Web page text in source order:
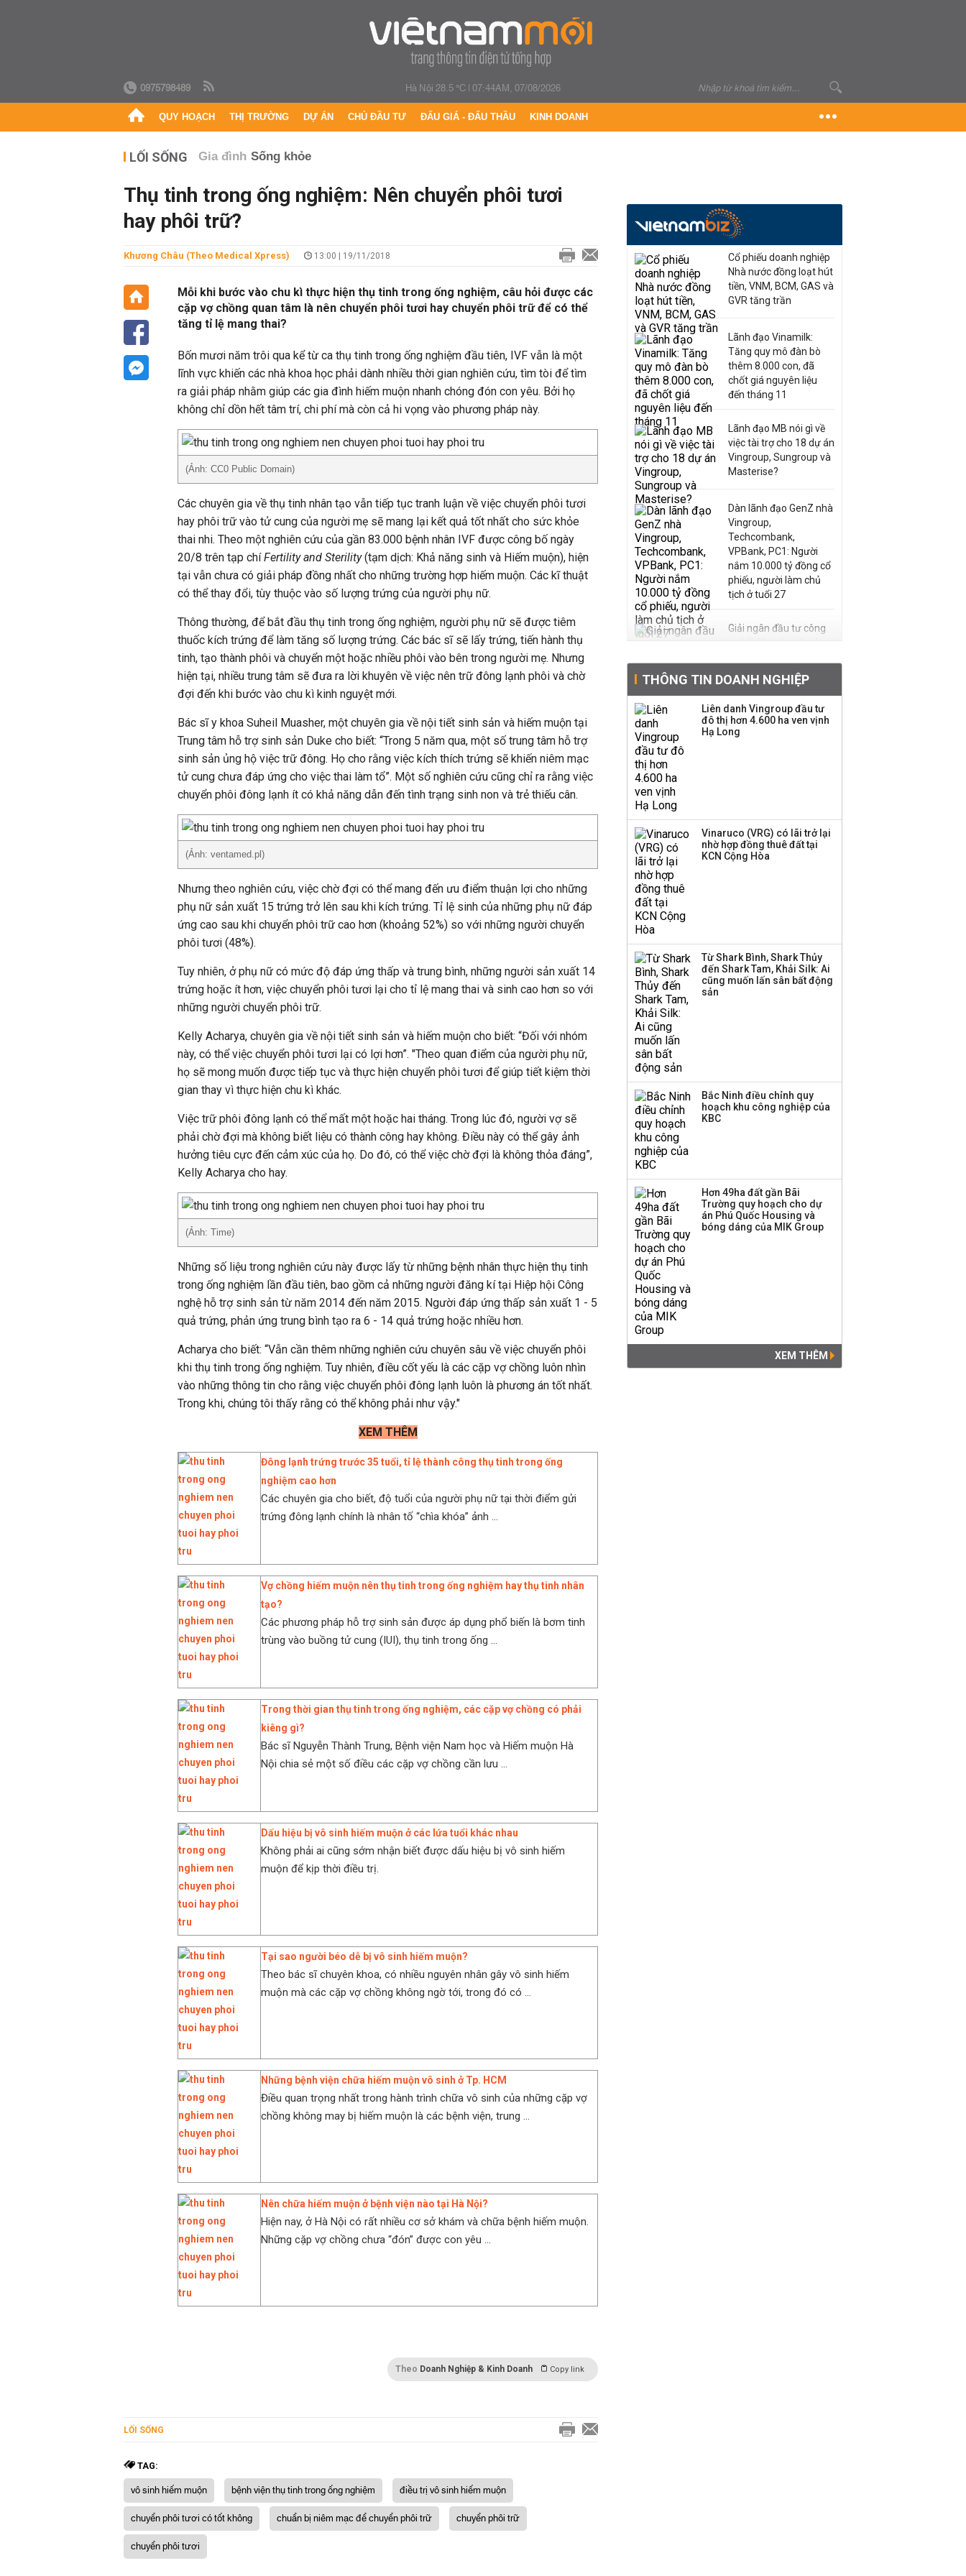
0975798489 Hà Nội 28.5 °C|07:44AM, 07/08/2026
QUY HOẠCH THỊ TRƯỜNG DỰ ÁN CHỦ ĐẦU TƯ ĐẤU GIÁ - ĐẤU THẦU KINH DOANH
LỐI SỐNG Gia đình Sống khỏe
Thụ tinh trong ống nghiệm: Nên chuyển phôi tươi
hay phôi trữ?
Khương Châu (Theo Medical Xpress) 13:00 | 19/11/2018
Mỗi khi bước vào chu kì thực hiện thụ tinh trong ống nghiệm, câu hỏi được các
cặp vợ chồng quan tâm là nên chuyển phôi tươi hay chuyển phôi trữ để có thể
tăng tỉ lệ mang thai?
Bốn mươi năm trôi qua kể từ ca thụ tinh trong ống nghiệm đầu tiên, IVF vẫn là một
lĩnh vực khiến các nhà khoa học phải dành nhiều thời gian nghiên cứu, tìm tòi để tìm
ra giải pháp nhằm giúp các gia đình hiếm muộn nhanh chóng đón con yêu. Bởi họ
không chỉ dồn hết tâm trí, chi phí mà còn cả hi vọng vào phương pháp này.
(Ảnh: CC0 Public Domain)
Các chuyên gia về thụ tinh nhân tạo vẫn tiếp tục tranh luận về việc chuyển phôi tươi
hay phôi trữ vào tử cung của người mẹ sẽ mang lại kết quả tốt nhất cho sức khỏe
thai nhi. Theo một nghiên cứu của gần 83.000 bệnh nhân IVF được công bố ngày
20/8 trên tạp chíFertility and Sterility(tạm dịch: Khả năng sinh và Hiếm muộn), hiện
tại vẫn chưa có giải pháp đồng nhất cho những trường hợp hiếm muộn. Các kĩ thuật
có thể thay đổi, tùy thuộc vào số lượng trứng của người phụ nữ.
Thông thường, để bắt đầu thụ tinh trong ống nghiệm, người phụ nữ sẽ được tiêm
thuốc kích trứng để làm tăng số lượng trứng. Các bác sĩ sẽ lấy trứng, tiến hành thụ
tinh, tạo thành phôi và chuyển một hoặc nhiều phôi vào bên trong người mẹ. Nhưng
hiện tại, nhiều trung tâm sẽ đưa ra lời khuyên về việc nên trữ đông lạnh phôi và chờ
đợi đến khi bước vào chu kì kinh nguyệt mới.
Bác sĩ y khoa Suheil Muasher, một chuyên gia về nội tiết sinh sản và hiếm muộn tại
Trung tâm hỗ trợ sinh sản Duke cho biết: “Trong 5 năm qua, một số trung tâm hỗ trợ
sinh sản ủng hộ việc trữ đông. Họ cho rằng việc kích thích trứng sẽ khiến niêm mạc
tử cung chưa đáp ứng cho việc thai làm tổ”. Một số nghiên cứu cũng chỉ ra rằng việc
chuyển phôi đông lạnh ít có khả năng dẫn đến tình trạng sinh non và trẻ thiếu cân.
(Ảnh: ventamed.pl)
Nhưng theo nghiên cứu, việc chờ đợi có thể mang đến ưu điểm thuận lợi cho những
phụ nữ sản xuất 15 trứng trở lên sau khi kích trứng. Tỉ lệ sinh của những phụ nữ đáp
ứng cao sau khi chuyển phôi trữ cao hơn (khoảng 52%) so với những người chuyển
phôi tươi (48%).
Tuy nhiên, ở phụ nữ có mức độ đáp ứng thấp và trung bình, những người sản xuất 14
trứng hoặc ít hơn, việc chuyển phôi tươi lại cho tỉ lệ mang thai và sinh cao hơn so với
những người chuyển phôi trữ.
Kelly Acharya, chuyên gia về nội tiết sinh sản và hiếm muộn cho biết: “Đối với nhóm
này, có thể việc chuyển phôi tươi lại có lợi hơn”. "Theo quan điểm của người phụ nữ,
họ sẽ mong muốn được tiếp tục và thực hiện chuyển phôi tươi để giúp tiết kiệm thời
gian thay vì thực hiện chu kì khác.
Việc trữ phôi đông lạnh có thể mất một hoặc hai tháng. Trong lúc đó, người vợ sẽ
phải chờ đợi mà không biết liệu có thành công hay không. Điều này có thể gây ảnh
hưởng tiêu cực đến cảm xúc của họ. Do đó, có thể việc chờ đợi là không thỏa đáng”,
Kelly Acharya cho hay.
(Ảnh: Time)
Những số liệu trong nghiên cứu này được lấy từ những bệnh nhân thực hiện thụ tinh
trong ống nghiệm lần đầu tiên, bao gồm cả những người đăng kí tại Hiệp hội Công
nghệ hỗ trợ sinh sản từ năm 2014 đến năm 2015. Người đáp ứng thấp sản xuất 1 - 5
quả trứng, phản ứng trung bình tạo ra 6 - 14 quả trứng hoặc nhiều hơn.
Acharya cho biết: “Vẫn cần thêm những nghiên cứu chuyên sâu về việc chuyển phôi
khi thụ tinh trong ống nghiệm. Tuy nhiên, điều cốt yếu là các cặp vợ chồng luôn nhìn
vào những thông tin cho rằng việc chuyển phôi đông lạnh luôn là phương án tốt nhất.
Trong khi, chúng tôi thấy rằng có thể không phải như vậy."
XEM THÊM
Đông lạnh trứng trước 35 tuổi, tỉ lệ thành công thụ tinh trong ống
nghiệm cao hơn
Các chuyên gia cho biết, độ tuổi của người phụ nữ tại thời điểm gửi
trứng đông lạnh chính là nhân tố “chìa khóa” ảnh ...
Vợ chồng hiếm muộn nên thụ tinh trong ống nghiệm hay thụ tinh nhân
tạo?
Các phương pháp hỗ trợ sinh sản được áp dụng phổ biến là bơm tinh
trùng vào buồng tử cung (IUI), thụ tinh trong ống ...
Trong thời gian thụ tinh trong ống nghiệm, các cặp vợ chồng có phải
kiêng gì?
Bác sĩ Nguyễn Thành Trung, Bệnh viện Nam học và Hiếm muộn Hà
Nội chia sẻ một số điều các cặp vợ chồng cần lưu ...
Dấu hiệu bị vô sinh hiếm muộn ở các lứa tuổi khác nhau
Không phải ai cũng sớm nhận biết được dấu hiệu bị vô sinh hiếm
muộn để kịp thời điều trị.
Tại sao người béo dễ bị vô sinh hiếm muộn?
Theo bác sĩ chuyên khoa, có nhiều nguyên nhân gây vô sinh hiếm
muộn mà các cặp vợ chồng không ngờ tới, trong đó có ...
Những bệnh viện chữa hiếm muộn vô sinh ở Tp. HCM
Điều quan trọng nhất trong hành trình chữa vô sinh của những cặp vợ
chồng không may bị hiếm muộn là các bệnh viện, trung ...
Nên chữa hiếm muộn ở bệnh viện nào tại Hà Nội?
Hiện nay, ở Hà Nội có rất nhiều cơ sở khám và chữa bệnh hiếm muộn.
Những cặp vợ chồng chưa “đón” được con yêu ...
Theo Doanh Nghiệp & Kinh Doanh Copy link
LỐI SỐNG
TAG:
vô sinh hiếm muộn bệnh viện thụ tinh trong ống nghiệm
điều trị vô sinh hiếm muộn
chuyển phôi tươi có tốt không
chuẩn bị niêm mạc để chuyển phôi trữ
chuyển phôi trữ
chuyển phôi tươi
Cổ phiếu doanh nghiệp
Nhà nước đồng loạt hút
tiền, VNM, BCM, GAS và
GVR tăng trần
Lãnh đạo Vinamilk:
Tăng quy mô đàn bò
thêm 8.000 con, đã
chốt giá nguyên liệu
đến tháng 11
Lãnh đạo MB nói gì về
việc tài trợ cho 18 dự án
Vingroup, Sungroup và
Masterise?
Dàn lãnh đạo GenZ nhà
Vingroup,
Techcombank,
VPBank, PC1: Người
nắm 10.000 tỷ đồng cổ
phiếu, người làm chủ
tịch ở tuổi 27
Giải ngân đầu tư công
quý III: Khi các siêu dự
Việt Nam muốn phát
triển quỹ hưu trí: Từ tiết
kiệm gia đình thành
chốt ngày IPO gần 19
triệu cp với giá gấp hơn
4 lần cổ phiếu HAG
Thành viên HĐQT
VPBankS xin từ nhiệm
THÔNG TIN DOANH NGHIỆP
Liên danh Vingroup đầu tư
đô thị hơn 4.600 ha ven vịnh
Hạ Long
Vinaruco (VRG) có lãi trở lại
nhờ hợp đồng thuê đất tại
KCN Cộng Hòa
Từ Shark Bình, Shark Thủy
đến Shark Tam, Khải Silk: Ai
cũng muốn lấn sân bất động
sản
Bắc Ninh điều chỉnh quy
hoạch khu công nghiệp của
KBC
Hơn 49ha đất gần Bãi
Trường quy hoạch cho dự
án Phú Quốc Housing và
bóng dáng của MIK Group
XEM THÊM